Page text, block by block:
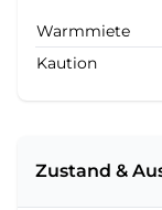
Warmmiete
Kaution
Zustand &